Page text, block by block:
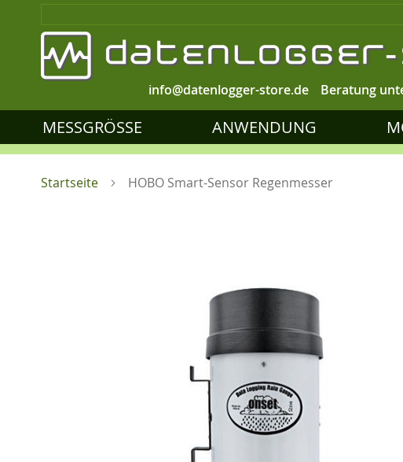
Beratung
info@datenlogger-store.de
MESSGRÖSSE ANWENDUNG
Startseite HOBO Smart-Sensor Regenmesser